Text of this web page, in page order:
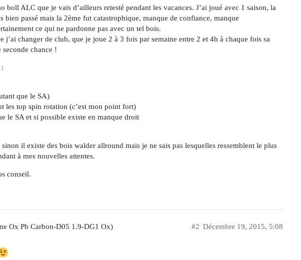
boll ALC que je vais d’ailleurs retesté pendant les vacances. J’ai joué avec 1 saison, la
bien passé mais la 2ème fut catastrophique, manque de confiance, manque
ce qui ne pardonne pas avec un tel bois.
j’ai changer de club, que je joue 2 à 3 fois par semaine entre 2 et 4h à chaque fois sa
chance !
que le SA)
les top spin rotation (c’est mon point fort)
le SA et si possible existe en manque droit
il existe des bois walder allround mais je ne sais pas lesquelles ressemblent le plus
à mes nouvelles attentes.
conseil.
Ox Pb Carbon-D05 1.9-DG1 Ox) Décembre 19, 2015, 5:08
#2